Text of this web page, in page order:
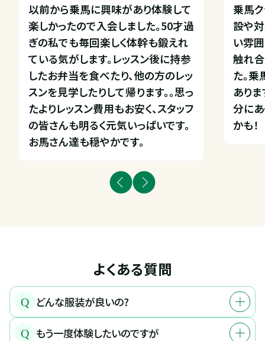
以前から乗馬に興味があり体験して
楽しかったので入会しました。50才過
ぎの私でも毎回楽しく体幹も鍛えれ
ている気がします。レッスン後に持参
したお弁当を食べたり、他の方のレッ
スンを見学したりして帰ります。。思っ
たよりレッスン費用もお安く、スタッフ
の皆さんも明るく元気いっぱいです。
お馬さん達も穏やかです。
乗馬
設や
い雰
触れ
た。
あり
分に
かも！
よくある質問
Q どんな服装が良いの?
Q もう一度体験したいのですが